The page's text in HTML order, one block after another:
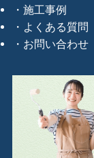
施工事例
よくある質問
お問い合わせ